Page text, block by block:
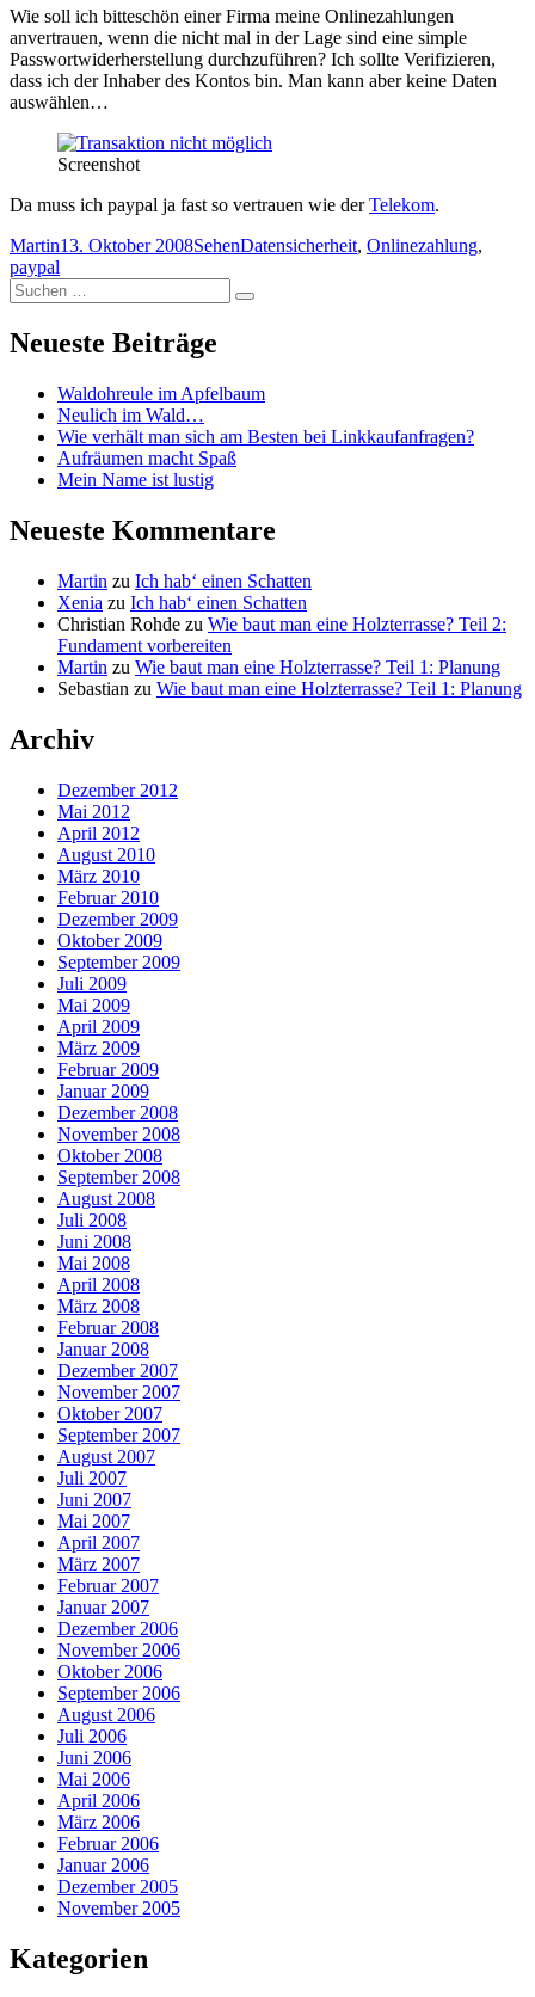
wert
Wie soll ich bitteschön einer Firma meine Onlinezahlungen
anvertrauen, wenn die nicht mal in der Lage sind eine simple
Passwortwiderherstellung durchzuführen? Ich sollte Verifizieren,
dass ich der Inhaber des Kontos bin. Man kann aber keine Daten
auswählen…
Screenshot
Da muss ich paypal ja fast so vertrauen wie derTelekom.
Autor
MartinVeröffentlicht
13. Oktober 2008Kategorien
SehenSchlagwörter
Datensicherheit, Onlinezahlung,
paypal
Suchen
nach:
Suchen
Neueste Beiträge
Waldohreule im Apfelbaum
Neulich im Wald…
Wie verhält man sich am Besten bei Linkkaufanfragen?
Aufräumen macht Spaß
Mein Name ist lustig
Neueste Kommentare
Martin zu Ich hab‘ einen Schatten
Xenia zu Ich hab‘ einen Schatten
Christian Rohde zu Wie baut man eine Holzterrasse? Teil 2:
Fundament vorbereiten
Martin zu Wie baut man eine Holzterrasse? Teil 1: Planung
Sebastian zu Wie baut man eine Holzterrasse? Teil 1: Planung
Archiv
Dezember 2012
Mai 2012
April 2012
August 2010
März 2010
Februar 2010
Dezember 2009
Oktober 2009
September 2009
Juli 2009
Mai 2009
April 2009
März 2009
Februar 2009
Januar 2009
Dezember 2008
November 2008
Oktober 2008
September 2008
August 2008
Juli 2008
Juni 2008
Mai 2008
April 2008
März 2008
Februar 2008
Januar 2008
Dezember 2007
November 2007
Oktober 2007
September 2007
August 2007
Juli 2007
Juni 2007
Mai 2007
April 2007
März 2007
Februar 2007
Januar 2007
Dezember 2006
November 2006
Oktober 2006
September 2006
August 2006
Juli 2006
Juni 2006
Mai 2006
April 2006
März 2006
Februar 2006
Januar 2006
Dezember 2005
November 2005
Kategorien